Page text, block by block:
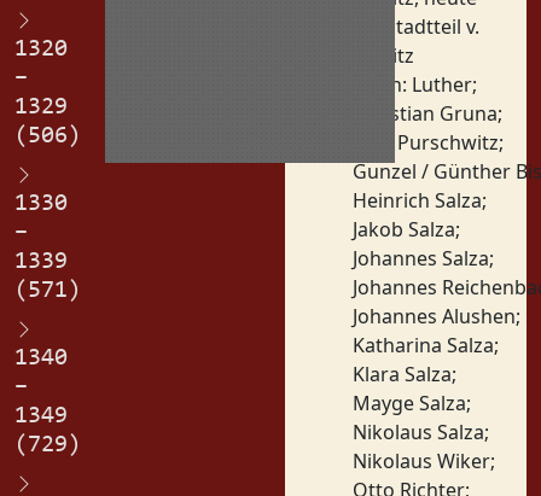
1320
–
1329
(506)
1330
–
1339
(571)
1340
–
1349
(729)
ein Stadtteil v.
Görlitz
Personen: Luther;
Christian Gruna;
Fritz Purschwitz;
Gunzel / Günther
Heinrich Salza;
Jakob Salza;
Johannes Salza;
Johannes
Johannes Alushen;
Katharina Salza;
Klara Salza;
Mayge Salza;
Nikolaus Salza;
Nikolaus Wiker;
Otto Richter;